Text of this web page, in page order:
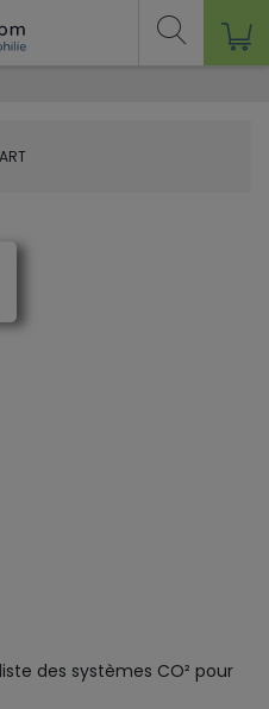
des systèmes CO² pour